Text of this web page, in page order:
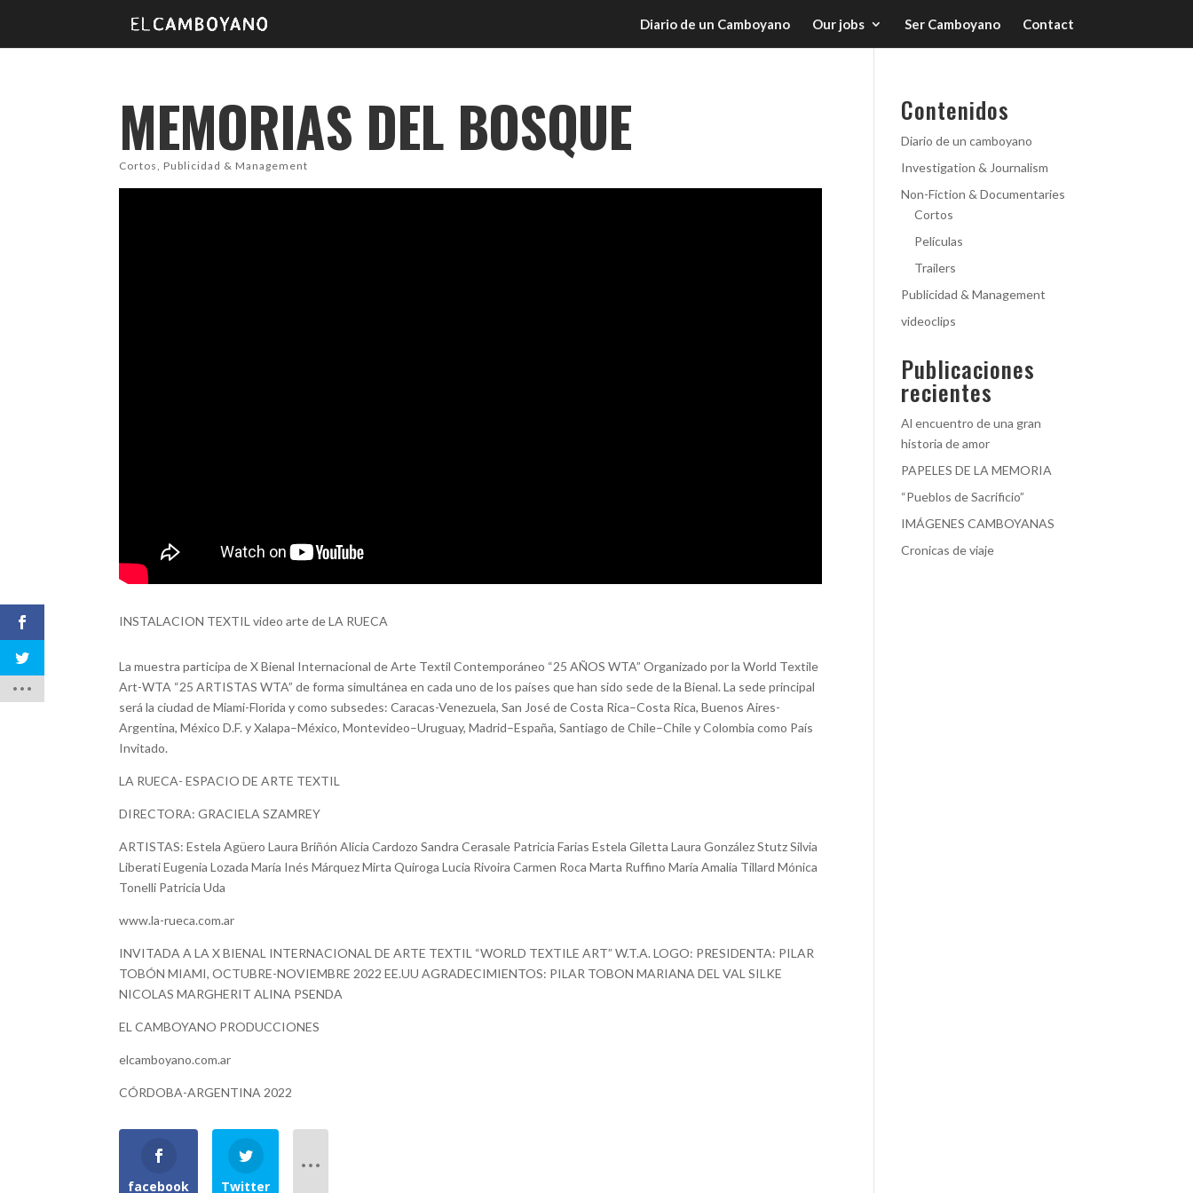
Diario de un Camboyano Our jobs Ser Camboyano Contact
MEMORIAS DEL BOSQUE
Cortos, Publicidad & Management
INSTALACION TEXTIL video arte de LA RUECA
La muestra participa de X Bienal Internacional de Arte Textil Contemporáneo “25 AÑOS WTA” Organizado por la World Textile
Art-WTA “25 ARTISTAS WTA” de forma simultánea en cada uno de los países que han sido sede de la Bienal. La sede principal
será la ciudad de Miami-Florida y como subsedes: Caracas-Venezuela, San José de Costa Rica–Costa Rica, Buenos Aires-
Argentina, México D.F. y Xalapa–México, Montevideo–Uruguay, Madrid–España, Santiago de Chile–Chile y Colombia como País
Invitado.
LA RUECA- ESPACIO DE ARTE TEXTIL
DIRECTORA: GRACIELA SZAMREY
ARTISTAS: Estela Agüero Laura Briñón Alicia Cardozo Sandra Cerasale Patricia Farias Estela Giletta Laura González Stutz Silvia
Liberati Eugenia Lozada María Inés Márquez Mirta Quiroga Lucia Rivoira Carmen Roca Marta Ruffino María Amalia Tillard Mónica
Tonelli Patricia Uda
www.la-rueca.com.ar
INVITADA A LA X BIENAL INTERNACIONAL DE ARTE TEXTIL “WORLD TEXTILE ART” W.T.A. LOGO: PRESIDENTA: PILAR
TOBÓN MIAMI, OCTUBRE-NOVIEMBRE 2022 EE.UU AGRADECIMIENTOS: PILAR TOBON MARIANA DEL VAL SILKE
NICOLAS MARGHERIT ALINA PSENDA
EL CAMBOYANO PRODUCCIONES
elcamboyano.com.ar
CÓRDOBA-ARGENTINA 2022
facebook Twitter
Contenidos
Diario de un camboyano
Investigation & Journalism
Non-Fiction & Documentaries
Cortos
Películas
Trailers
Publicidad & Management
videoclips
Publicaciones
recientes
Al encuentro de una gran
historia de amor
PAPELES DE LA MEMORIA
“Pueblos de Sacrificio”
IMÁGENES CAMBOYANAS
Cronicas de viaje